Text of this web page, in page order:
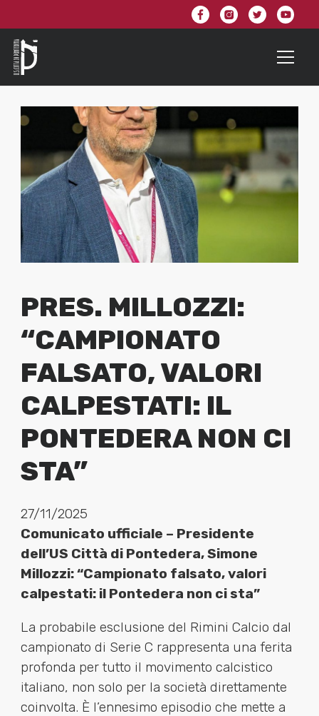
PRES. MILLOZZI:
“CAMPIONATO
FALSATO, VALORI
CALPESTATI: IL
PONTEDERA NON CI
STA”
27/11/2025
Comunicato ufficiale – Presidente
dell’US Città di Pontedera, Simone
Millozzi:“Campionato falsato, valori
calpestati: il Pontedera non ci sta”
La probabile esclusione del Rimini Calcio dal
campionato di Serie C rappresenta una ferita
profonda per tutto il movimento calcistico
italiano, non solo per la società direttamente
coinvolta. È l’ennesimo episodio che mette a